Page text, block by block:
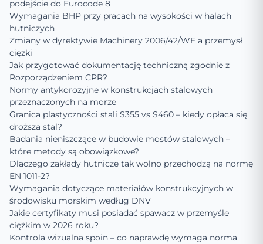
podejście do Eurocode 8
Wymagania BHP przy pracach na wysokości w halach
hutniczych
Zmiany w dyrektywie Machinery 2006/42/WE a przemysł
ciężki
Jak przygotować dokumentację techniczną zgodnie z
Rozporządzeniem CPR?
Normy antykorozyjne w konstrukcjach stalowych
przeznaczonych na morze
Granica plastyczności stali S355 vs S460 – kiedy opłaca się
droższa stal?
Badania nieniszczące w budowie mostów stalowych –
które metody są obowiązkowe?
Dlaczego zakłady hutnicze tak wolno przechodzą na normę
EN 1011-2?
Wymagania dotyczące materiałów konstrukcyjnych w
środowisku morskim według DNV
Jakie certyfikaty musi posiadać spawacz w przemyśle
ciężkim w 2026 roku?
Kontrola wizualna spoin – co naprawdę wymaga norma